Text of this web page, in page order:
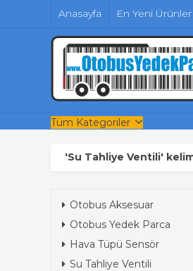
Anasayfa En Yeni Ürünler
Tüm Kategoriler
'Su Tahliye Ventili'
Otobus Aksesuar
Otobus Yedek Parca
Hava Tüpü Sensör
Su Tahliye Ventili